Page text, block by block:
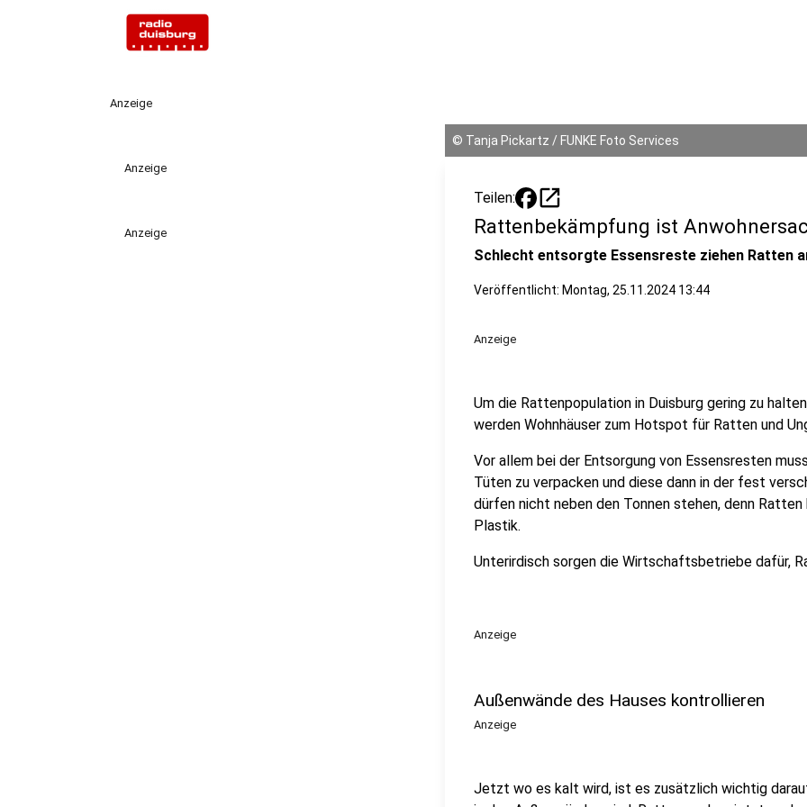
Anzeige
Anzeige
Anzeige
© Tanja Pickartz / FUNKE Foto Services
Teilen: open_in_new
Rattenbekämpfung ist
Schlecht entsorgte Essensreste ziehen Ratten
Veröffentlicht: Montag, 25.11.2024 13:44
Anzeige
Um die Rattenpopulation in Duisburg gering zu
werden Wohnhäuser zum Hotspot für Ratten und
Vor allem bei der Entsorgung von Essensresten
Tüten zu verpacken und diese dann in der fest
dürfen nicht neben den Tonnen stehen, denn
Plastik.
Unterirdisch sorgen die Wirtschaftsbetriebe dafür,
Anzeige
Außenwände des Hauses kontrollieren
Anzeige
Jetzt wo es kalt wird, ist es zusätzlich wichtig